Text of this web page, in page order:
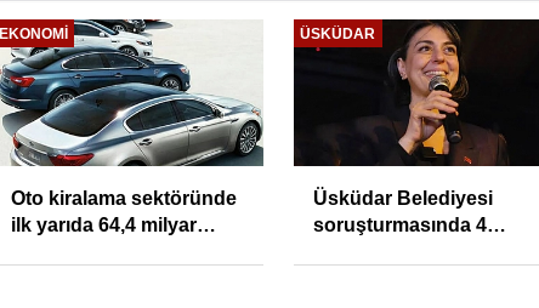
EKONOMI
Oto kiralama sektöründe
ilk yarıda 64,4 milyar
ÜSKÜDAR
Üsküdar Belediyesi
soruşturmasında 4